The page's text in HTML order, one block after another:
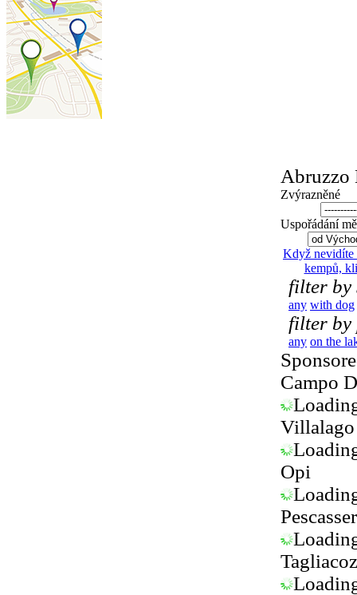
Abruzzo
Zvýrazněné
Uspořádání
Když nevidíte
kempů,
filter by
any with dog
filter by
any on the
Campo
Villalago
Opi